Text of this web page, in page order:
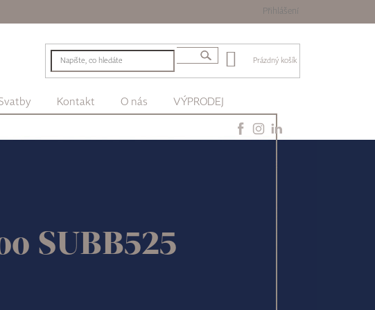
Přihlášení
Prázdný košík
Kontakt O nás VÝPRODEJ
SUBB525